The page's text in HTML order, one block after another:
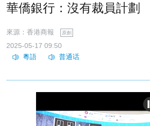
華僑銀行：沒有裁員計劃
來源：香港商報 原創
2025-05-17 09:50